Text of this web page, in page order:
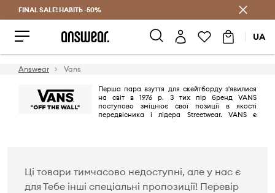
Заощаджуй з Answear Club
FINAL SALE! НАВІТЬ -50%
UA
Answear Vans
Перша пара взуття для скейтборду з'явилися
на світ в 1976 р. З тих пір бренд VANS
поступово зміцнює свої позиції в якості
передвісника і лідера Streetwear. VANS є
Ці товари тимчасово недоступні, але у нас є
для Тебе інші спеціальні пропозиції! Перевір